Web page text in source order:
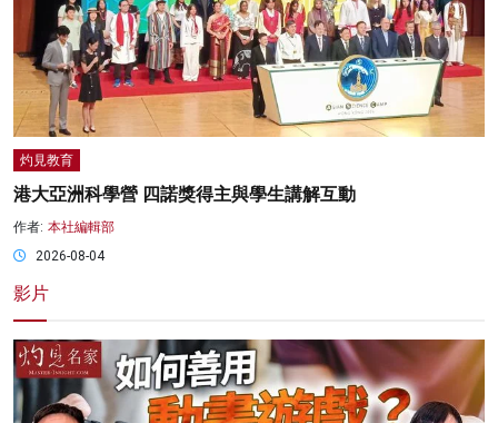
灼見教育
港大亞洲科學營 四諾獎得主與學生講解互動
作者: 本社編輯部
2026-08-04
影片